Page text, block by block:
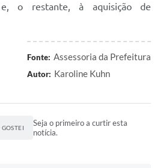
o restante, à aquisição de
Fonte: Assessoria da Prefeitura
Autor: Karoline Kuhn
Seja o primeiro a curtir esta
notícia.